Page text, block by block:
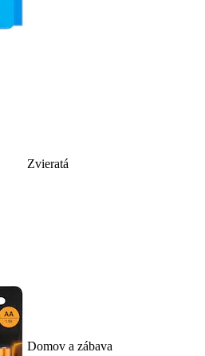
Zvieratá
Domov a zábava